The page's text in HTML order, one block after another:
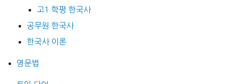
고1 학평 한국사
공무원 한국사
한국사 이론
영문법